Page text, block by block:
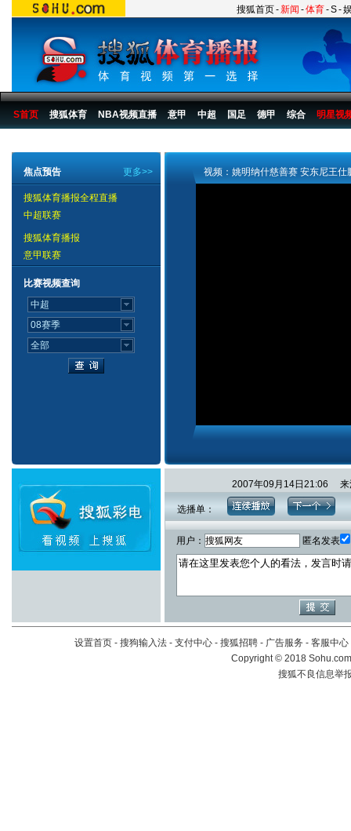
搜狐首页-新闻 -体育-S-
S首页 搜狐体育 NBA视频直播 意甲 中超 国足 德甲 综合 明星视
更多>>
焦点预告
搜狐体育播报全程直播
中超联赛
搜狐体育播报
意甲联赛
比赛视频查询
视频：姚明纳什慈善赛 安东尼王仕
2007年09月14日21:06
选播单：
用户： 匿名发表
设置首页 - 搜狗输入法 - 支付中心 - 搜狐招聘 - 广告服务 - 客服中心
Copyright©2018
搜狐不良信息举